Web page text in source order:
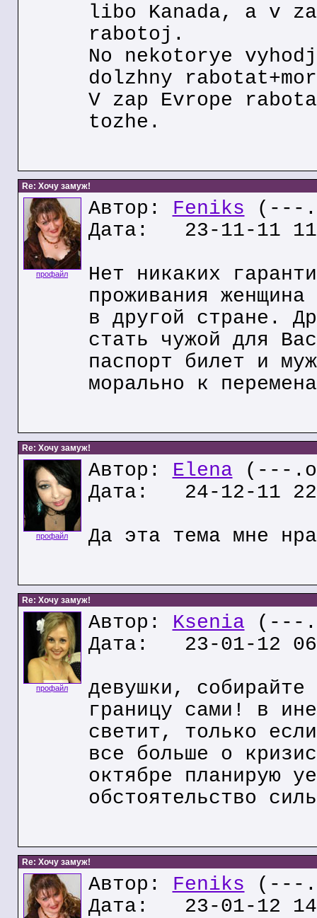
libo Kanada, a v
rabotoj.
No nekotorye
dolzhny
V zap Evrope
tozhe.
Re: Хочу замуж!
профайл
Автор: Feniks (---
Дата: 23-11-11
Нет никаких
проживания
в другой стране.
стать чужой для
паспорт билет и
морально к
Re: Хочу замуж!
профайл
Автор: Elena (---
Дата: 24-12-11
Да эта тема мне
Re: Хочу замуж!
профайл
Автор: Ksenia (---
Дата: 23-01-12
девушки,
границу сами! в
светит, только
все больше о
октябре планирую
обстоятельство
Re: Хочу замуж!
Автор: Feniks (---
Дата: 23-01-12